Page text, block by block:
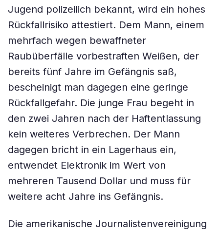
Jugend polizeilich bekannt, wird ein hohes
Rückfallrisiko attestiert. Dem Mann, einem
mehrfach wegen bewaffneter
Raubüberfälle vorbestraften Weißen, der
bereits fünf Jahre im Gefängnis saß,
bescheinigt man dagegen eine geringe
Rückfallgefahr. Die junge Frau begeht in
den zwei Jahren nach der Haftentlassung
kein weiteres Verbrechen. Der Mann
dagegen bricht in ein Lagerhaus ein,
entwendet Elektronik im Wert von
mehreren Tausend Dollar und muss für
weitere acht Jahre ins Gefängnis.
Die amerikanische Journalistenvereinigung